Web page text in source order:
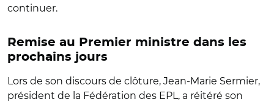
continuer.
Remise au Premier ministre dans les
prochains jours
Lors de son discours de clôture, Jean-Marie Sermier,
président de la Fédération des EPL, a réitéré son